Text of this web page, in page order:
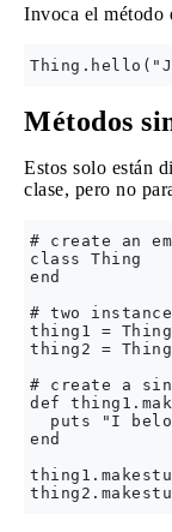
Invoca el método
Métodos
Estos solo están
clase, pero no
# create an
class Thing
end
# two
thing1 =
thing2 =
# create a
def
puts "I
end